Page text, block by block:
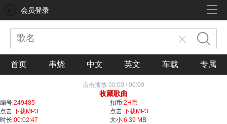
会员登录
首页 串烧 中文 英文 车载 专属
点击播放 00:00 / 00:00
收藏歌曲
编号:249485 扣币:2H币
点击:下载MP3 点击:下载MP3
时长:00:02:47 大小:6.39 MB